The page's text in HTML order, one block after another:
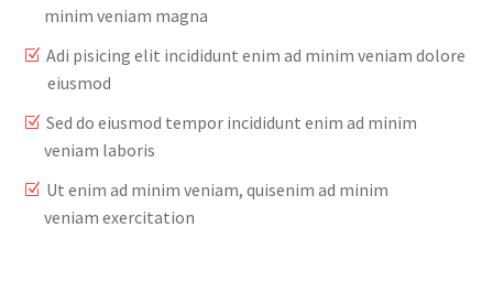
minim veniam magna
Adi pisicing elit incididunt enim ad minim veniam dolore
eiusmod
Sed do eiusmod tempor incididunt enim ad minim
veniam laboris
Ut enim ad minim veniam, quisenim ad minim
veniam exercitation